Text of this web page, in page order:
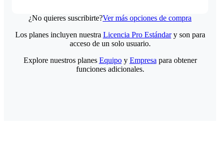
¿No quieres suscribirte?Ver más opciones de compra
Los planes incluyen nuestra Licencia Pro Estándary son para
acceso de un solo usuario.
Explore nuestros planes Equipoy Empresa para obtener
funciones adicionales.